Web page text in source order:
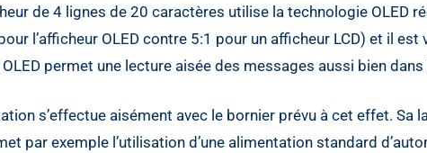
de 4 lignes de 20 caractères utilise la technologie OLED
l’afficheur OLED contre 5:1 pour un afficheur LCD) et il
permet une lecture aisée des messages aussi bien dans
s’effectue aisément avec le bornier prévu à cet effet. Sa
par exemple l’utilisation d’une alimentation standard